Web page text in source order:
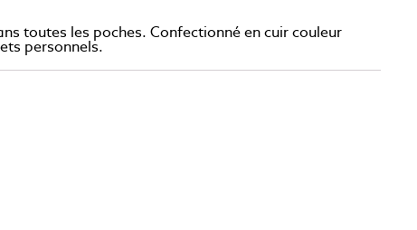
toutes les poches. Confectionné en cuir couleur
personnels.